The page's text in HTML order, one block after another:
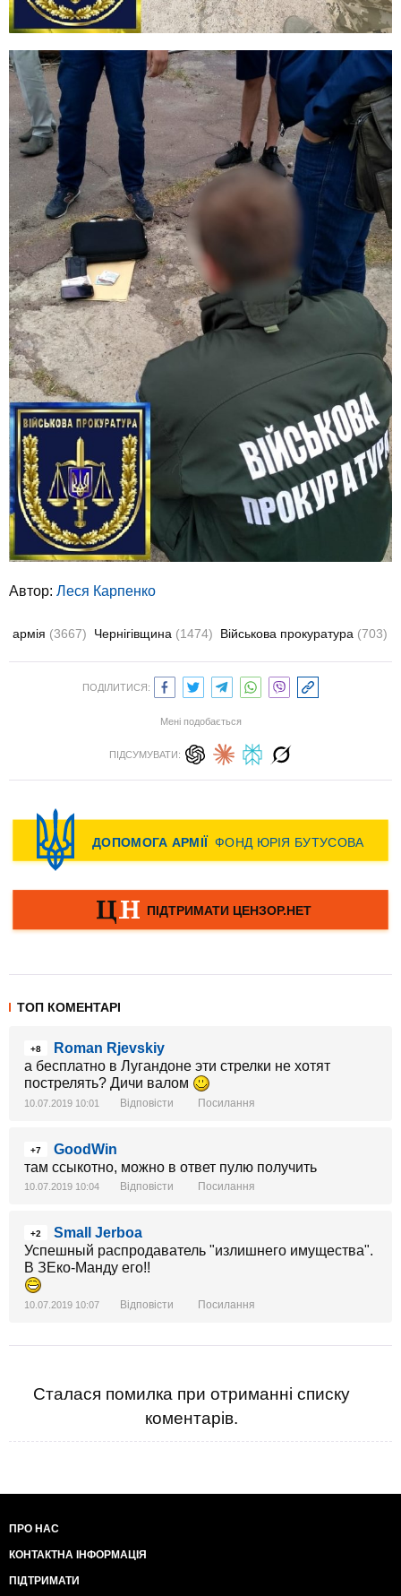
Автор: Леся Карпенко
армія (3667) Чернігівщина (1474) Військова прокуратура (703)
ПОДІЛИТИСЯ:
Мені подобається
ПІДСУМУВАТИ:
ТОП КОМЕНТАРІ
+8
Roman Rjevskiy
а бесплатно в Лугандоне эти стрелки не хотят
пострелять? Дичи валом
10.07.2019 10:01 Відповісти Посилання
+7
GoodWin
там ссыкотно, можно в ответ пулю получить
10.07.2019 10:04 Відповісти Посилання
+2
Small Jerboa
Успешный распродаватель "излишнего имущества".
В ЗЕко-Манду его!!
10.07.2019 10:07 Відповісти Посилання
Сталася помилка при отриманні списку
коментарів.
ПРО НАС
КОНТАКТНА ІНФОРМАЦІЯ
ПІДТРИМАТИ